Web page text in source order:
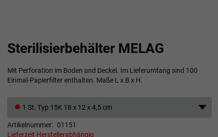
Sterilisierbehälter MELAG
Mit Perforation im Boden und Deckel. Im Lieferumfang sind 100
Einmal-Papierfilter enthalten. Maße L x B x H.
1 St. Typ 15K 18 x 12 x 4,5 cm
Artikelnummer
01151
Lieferzeit Herstellerabhängig
Anfang
der
springen